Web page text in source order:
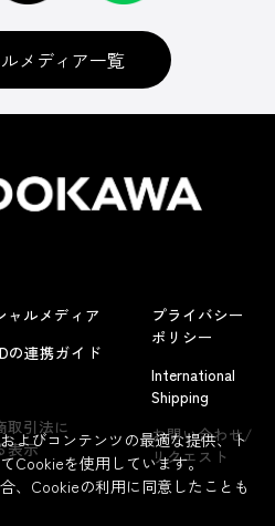
メディア一覧
ャルメディア
の連携ガイド
取引法に
表示
プライバシー
ポリシー
International
Shipping
お問い合わせ/
リクエスト
よびコンテンツの最適な提供、ト
Cookieを使用しています。
、Cookieの利用に同意したことも